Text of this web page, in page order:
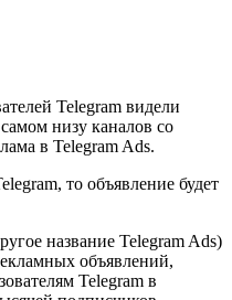
Telegram видели
низу каналов со
в Telegram Ads.
то объявление будет
название Telegram Ads)
объявлений,
Telegram в